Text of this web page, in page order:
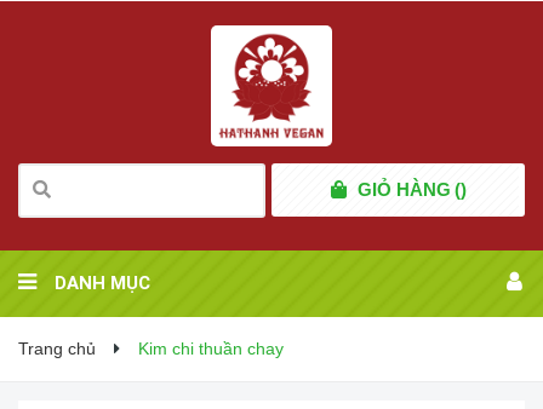
GIỎ HÀNG ()
DANH MỤC
Trang chủ Kim chi thuần chay